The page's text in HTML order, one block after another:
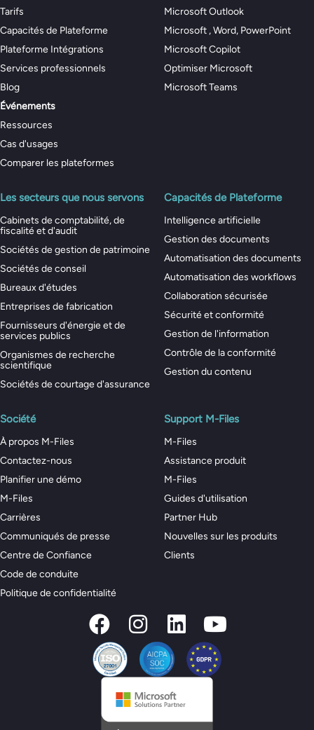
Tarifs
Capacités de Plateforme
Plateforme Intégrations
Services professionnels
Blog
Événements
Ressources
Cas d'usages
Comparer les plateformes
Microsoft Outlook
Microsoft , Word, PowerPoint
Microsoft Copilot
Optimiser Microsoft
Microsoft Teams
Les secteurs que nous servons
Cabinets de comptabilité, de
fiscalité et d'audit
Sociétés de gestion de patrimoine
Sociétés de conseil
Bureaux d'études
Entreprises de fabrication
Fournisseurs d'énergie et de
services publics
Organismes de recherche
scientifique
Sociétés de courtage d'assurance
Capacités de Plateforme
Intelligence artificielle
Gestion des documents
Automatisation des documents
Automatisation des workflows
Collaboration sécurisée
Sécurité et conformité
Gestion de l'information
Contrôle de la conformité
Gestion du contenu
Société
À propos M-Files
Contactez-nous
Planifier une démo
M-Files
Carrières
Communiqués de presse
Centre de Confiance
Code de conduite
Politique de confidentialité
Support M-Files
M-Files
Assistance produit
M-Files
Guides d'utilisation
Partner Hub
Nouvelles sur les produits
Clients